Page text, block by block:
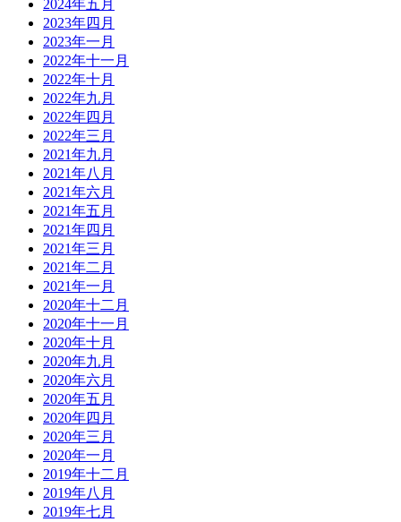
2024年五月
2023年四月
2023年一月
2022年十一月
2022年十月
2022年九月
2022年四月
2022年三月
2021年九月
2021年八月
2021年六月
2021年五月
2021年四月
2021年三月
2021年二月
2021年一月
2020年十二月
2020年十一月
2020年十月
2020年九月
2020年六月
2020年五月
2020年四月
2020年三月
2020年一月
2019年十二月
2019年八月
2019年七月